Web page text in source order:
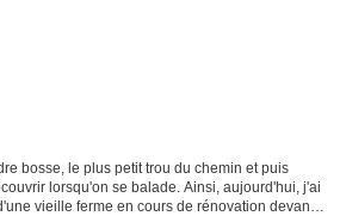
bosse, le plus petit trou du chemin et puis
lorsqu'on se balade. Ainsi, aujourd'hui, j'ai
vieille ferme en cours de rénovation devant